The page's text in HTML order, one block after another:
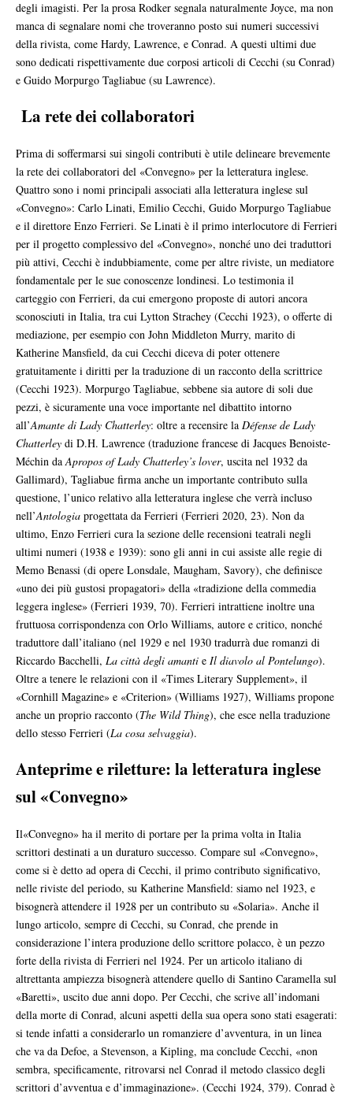
degli imagisti. Per la prosa Rodker segnala naturalmente Joyce, ma non
manca di segnalare nomi che troveranno posto sui numeri successivi
della rivista, come Hardy, Lawrence, e Conrad. A questi ultimi due
sono dedicati rispettivamente due corposi articoli di Cecchi (su Conrad)
e Guido Morpurgo Tagliabue (su Lawrence).
La rete dei collaboratori
Prima di soffermarsi sui singoli contributi è utile delineare brevemente
la rete dei collaboratori del «Convegno» per la letteratura inglese.
Quattro sono i nomi principali associati alla letteratura inglese sul
«Convegno»: Carlo Linati, Emilio Cecchi, Guido Morpurgo Tagliabue
e il direttore Enzo Ferrieri. Se Linati è il primo interlocutore di Ferrieri
per il progetto complessivo del «Convegno», nonché uno dei traduttori
più attivi, Cecchi è indubbiamente, come per altre riviste, un mediatore
fondamentale per le sue conoscenze londinesi. Lo testimonia il
carteggio con Ferrieri, da cui emergono proposte di autori ancora
sconosciuti in Italia, tra cui Lytton Strachey (Cecchi 1923), o offerte di
mediazione, per esempio con John Middleton Murry, marito di
Katherine Mansfield, da cui Cecchi diceva di poter ottenere
gratuitamente i diritti per la traduzione di un racconto della scrittrice
(Cecchi 1923). Morpurgo Tagliabue, sebbene sia autore di soli due
pezzi, è sicuramente una voce importante nel dibattito intorno
all’Amante di Lady Chatterley: oltre a recensire la Défense de Lady
Chatterley di D.H. Lawrence (traduzione francese di Jacques Benoiste-
Méchin daApropos of Lady Chatterley’s lover, uscita nel 1932 da
Gallimard), Tagliabue firma anche un importante contributo sulla
questione, l’unico relativo alla letteratura inglese che verrà incluso
nell’Antologia progettata da Ferrieri (Ferrieri 2020, 23). Non da
ultimo, Enzo Ferrieri cura la sezione delle recensioni teatrali negli
ultimi numeri (1938 e 1939): sono gli anni in cui assiste alle regie di
Memo Benassi (di opere Lonsdale, Maugham, Savory), che definisce
«uno dei più gustosi propagatori» della «tradizione della commedia
leggera inglese» (Ferrieri 1939, 70). Ferrieri intrattiene inoltre una
fruttuosa corrispondenza con Orlo Williams, autore e critico, nonché
traduttore dall’italiano (nel 1929 e nel 1930 tradurrà due romanzi di
Riccardo Bacchelli, La città degli amanti e Il diavolo al Pontelungo).
Oltre a tenere le relazioni con il «Times Literary Supplement», il
«Cornhill Magazine» e «Criterion» (Williams 1927), Williams propone
anche un proprio racconto (The Wild Thing), che esce nella traduzione
dello stesso Ferrieri (La cosa selvaggia).
Anteprime e riletture: la letteratura inglese
sul «Convegno»
Il«Convegno» ha il merito di portare per la prima volta in Italia
scrittori destinati a un duraturo successo. Compare sul «Convegno»,
come si è detto ad opera di Cecchi, il primo contributo significativo,
nelle riviste del periodo, su Katherine Mansfield: siamo nel 1923, e
bisognerà attendere il 1928 per un contributo su «Solaria». Anche il
lungo articolo, sempre di Cecchi, su Conrad, che prende in
considerazione l’intera produzione dello scrittore polacco, è un pezzo
forte della rivista di Ferrieri nel 1924. Per un articolo italiano di
altrettanta ampiezza bisognerà attendere quello di Santino Caramella sul
«Baretti», uscito due anni dopo. Per Cecchi, che scrive all’indomani
della morte di Conrad, alcuni aspetti della sua opera sono stati esagerati:
si tende infatti a considerarlo un romanziere d’avventura, in un linea
che va da Defoe, a Stevenson, a Kipling, ma conclude Cecchi, «non
sembra, specificamente, ritrovarsi nel Conrad il metodo classico degli
scrittori d’avventua e d’immaginazione». (Cecchi 1924, 379). Conrad è